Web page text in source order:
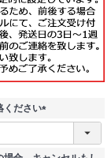
ください
(
須